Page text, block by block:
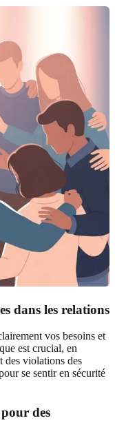
dans les relations
vos besoins et
est crucial, en
des violations des
se sentir en sécurité
des